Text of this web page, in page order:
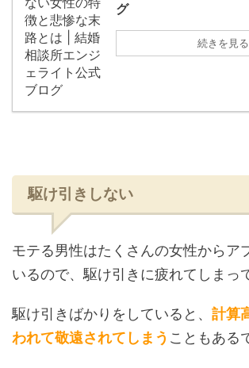
グ
続きを見る
駆け引きしない
モテる男性はたくさんの女性からア
いるので、駆け引きに疲れてしまっ
駆け引きばかりをしていると、 計算
われて敬遠されてしまう こともある